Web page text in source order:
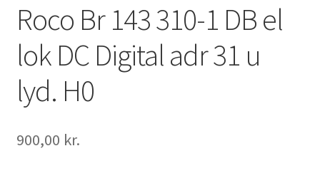
Roco Br 143 310-1 DB el
lok DC Digital adr 31 u
lyd. H0
900,00 kr.